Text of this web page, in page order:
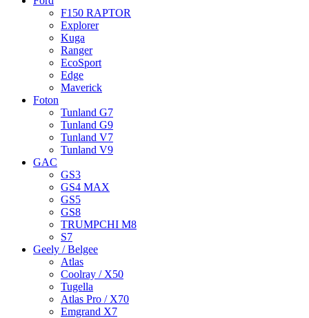
F150 RAPTOR
Explorer
Kuga
Ranger
EcoSport
Edge
Maverick
Foton
Tunland G7
Tunland G9
Tunland V7
Tunland V9
GAC
GS3
GS4 MAX
GS5
GS8
TRUMPCHI M8
S7
Geely / Belgee
Atlas
Coolray / X50
Tugella
Atlas Pro / X70
Emgrand X7